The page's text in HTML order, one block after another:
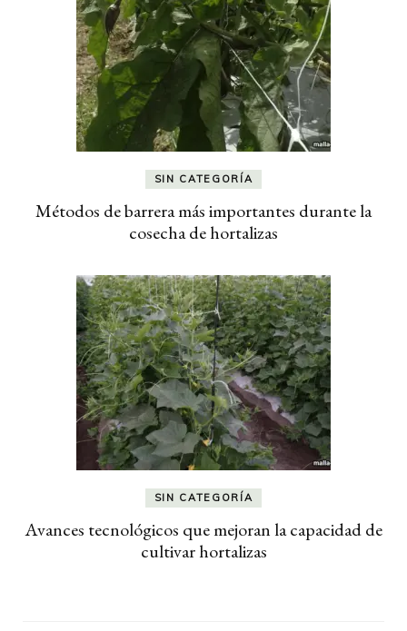
SIN CATEGORÍA
Métodos de barrera más importantes durante la
cosecha de hortalizas
SIN CATEGORÍA
Avances tecnológicos que mejoran la capacidad de
cultivar hortalizas